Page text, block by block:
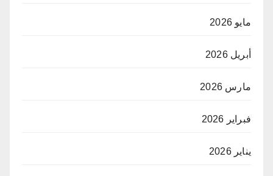
مايو 2026
أبريل 2026
مارس 2026
فبراير 2026
يناير 2026